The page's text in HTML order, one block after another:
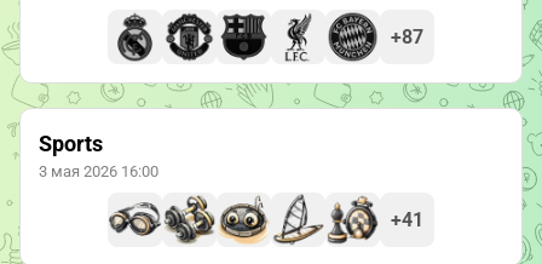
+87
Sports
3 мая 2026 16:00
+41